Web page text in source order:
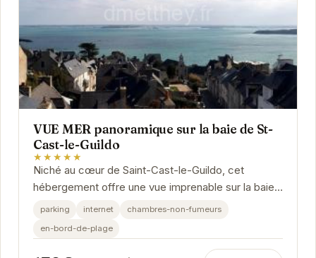
VUE MER panoramique sur la baie de St-
Cast-le-Guildo
★★★★★
Niché au cœur de Saint-Cast-le-Guildo, cet
hébergement offre une vue imprenable sur la baie.
Idéal pour une escapade romantique ou des
parking internet
chambres-non-fumeurs
en-bord-de-plage